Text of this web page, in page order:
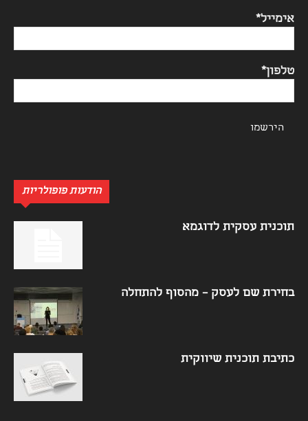
אימייל*
טלפון*
הודעות פופולריות
תוכנית עסקית לדוגמא
בחירת שם לעסק – מהסוף להתחלה
כתיבת תוכנית שיווקית